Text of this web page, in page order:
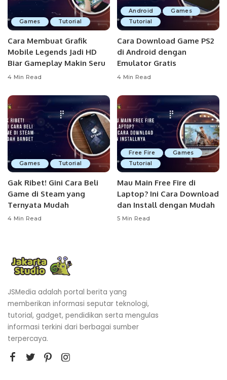
Games Tutorial
Cara Membuat Grafik
Mobile Legends Jadi HD
Biar Gameplay Makin Seru
4 Min Read
Android
Games
Tutorial
Cara Download Game PS2
di Android dengan
Emulator Gratis
4 Min Read
Games Tutorial
Gak Ribet! Gini Cara Beli
Game di Steam yang
Ternyata Mudah
4 Min Read
Free Fire
Games
Tutorial
Mau Main Free Fire di
Laptop? Ini Cara Download
dan Install dengan Mudah
5 Min Read
JSMedia adalah portal berita yang
memberikan informasi seputar teknologi,
tutorial, gadget, pendidikan serta mengulas
informasi terkini dari berbagai sumber
terpercaya.